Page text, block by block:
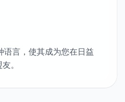
言，使其成为您在日益
。